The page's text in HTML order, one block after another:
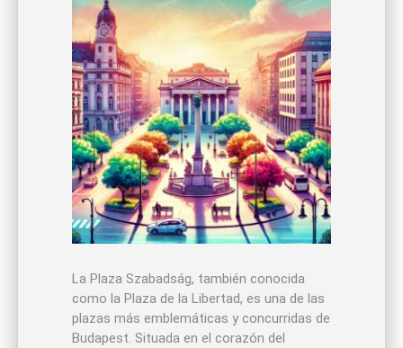
La Plaza Szabadság, también conocida
como la Plaza de la Libertad, es una de las
plazas más emblemáticas y concurridas de
Budapest. Situada en el corazón del